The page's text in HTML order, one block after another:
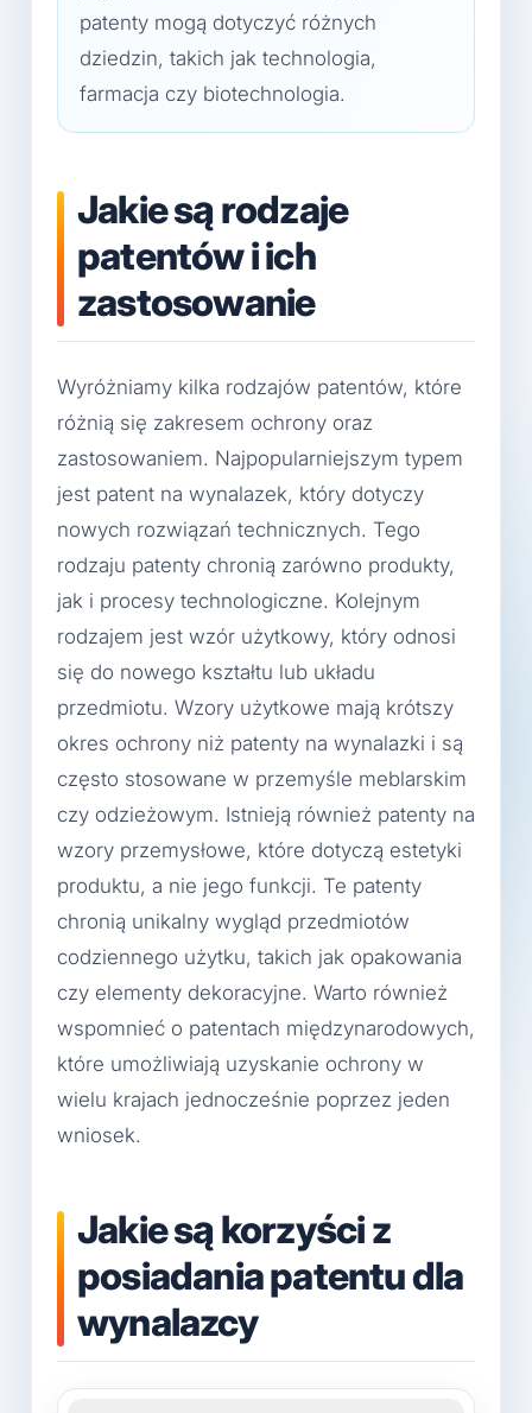
patenty mogą dotyczyć różnych
dziedzin, takich jak technologia,
farmacja czy biotechnologia.
Jakie są rodzaje
patentów i ich
zastosowanie
Wyróżniamy kilka rodzajów patentów, które
różnią się zakresem ochrony oraz
zastosowaniem. Najpopularniejszym typem
jest patent na wynalazek, który dotyczy
nowych rozwiązań technicznych. Tego
rodzaju patenty chronią zarówno produkty,
jak i procesy technologiczne. Kolejnym
rodzajem jest wzór użytkowy, który odnosi
się do nowego kształtu lub układu
przedmiotu. Wzory użytkowe mają krótszy
okres ochrony niż patenty na wynalazki i są
często stosowane w przemyśle meblarskim
czy odzieżowym. Istnieją również patenty na
wzory przemysłowe, które dotyczą estetyki
produktu, a nie jego funkcji. Te patenty
chronią unikalny wygląd przedmiotów
codziennego użytku, takich jak opakowania
czy elementy dekoracyjne. Warto również
wspomnieć o patentach międzynarodowych,
które umożliwiają uzyskanie ochrony w
wielu krajach jednocześnie poprzez jeden
wniosek.
Jakie są korzyści z
posiadania patentu dla
wynalazcy